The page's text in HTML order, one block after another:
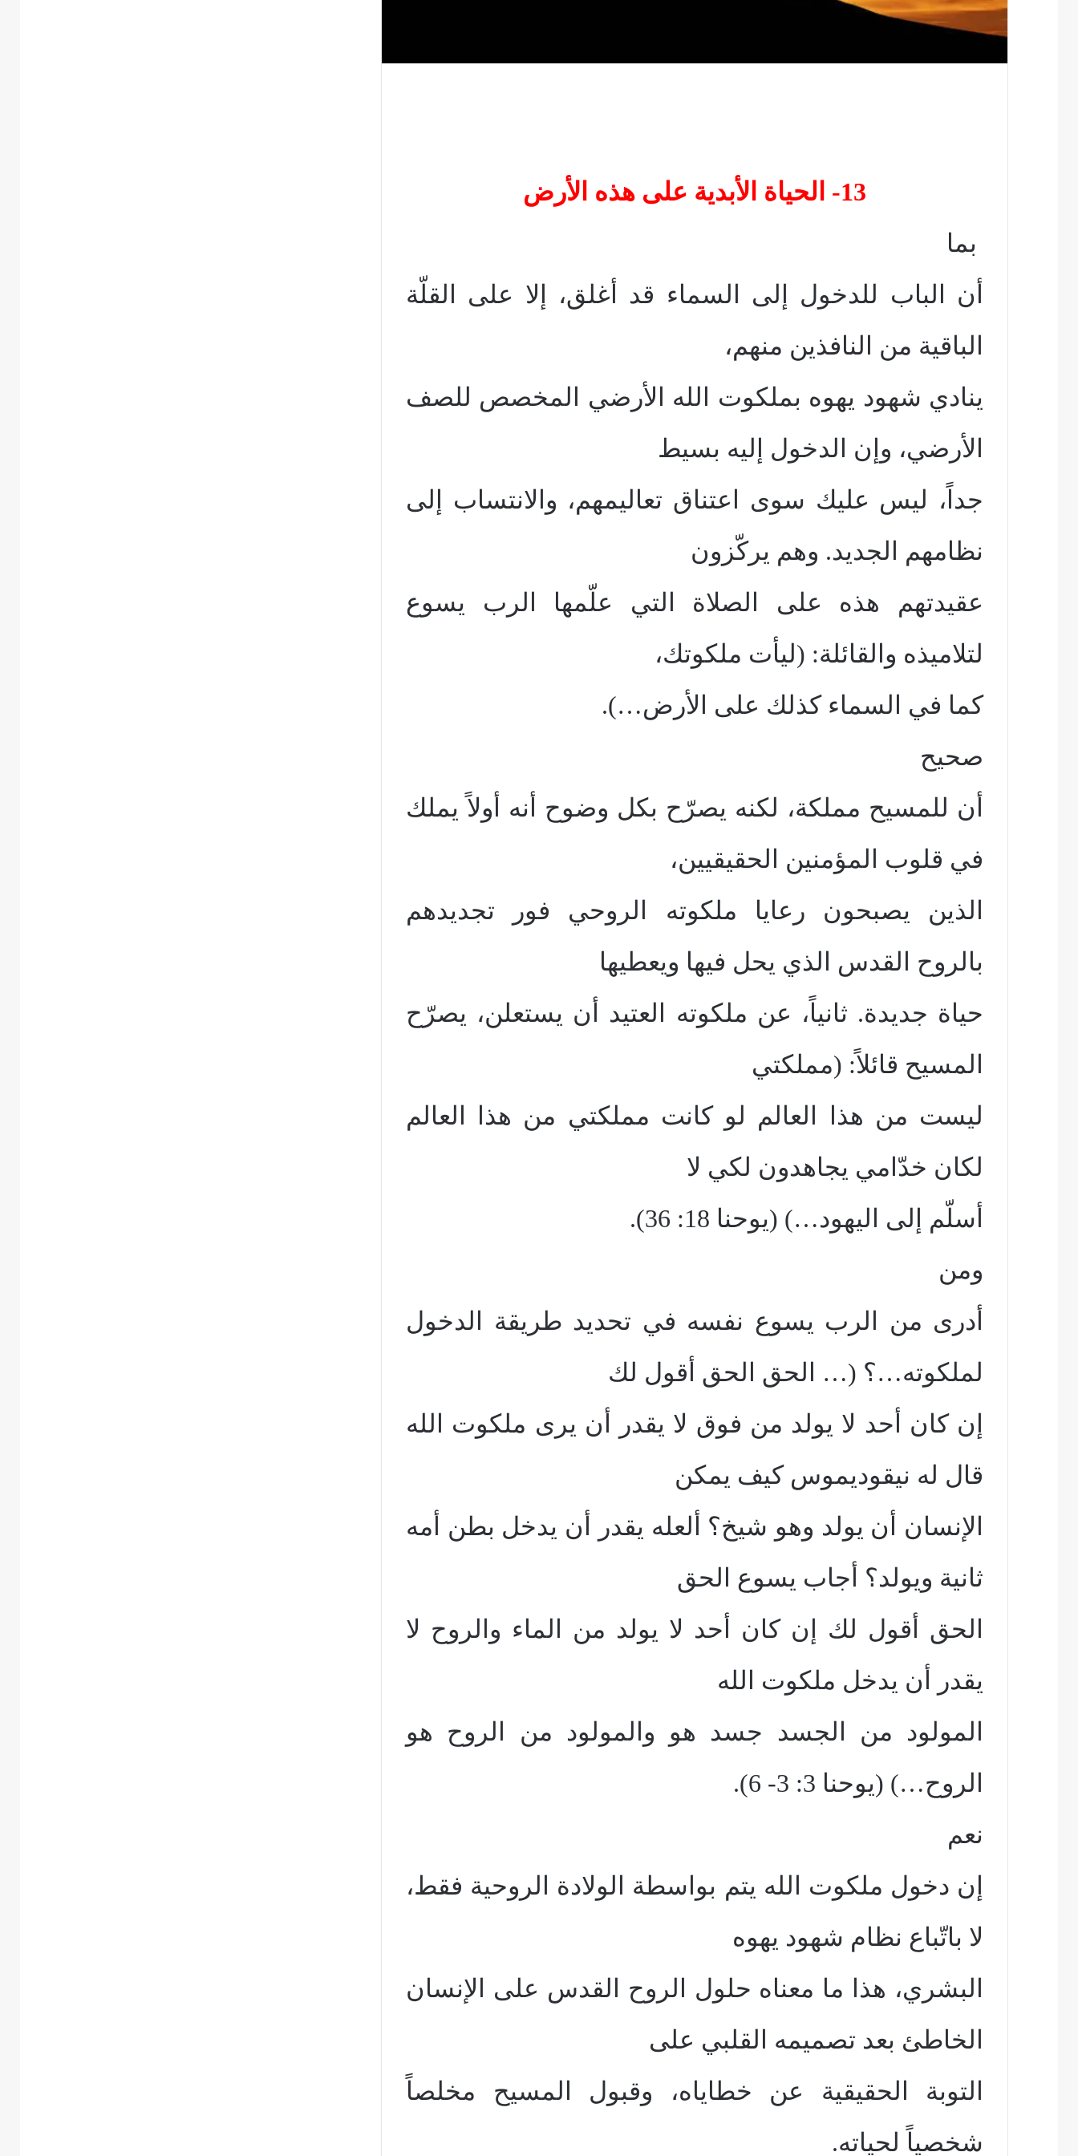
13- الحياة الأبدية على هذه الأرض
بما
أن الباب للدخول إلى السماء قد أغلق، إلا على القلّة
الباقية من النافذين منهم،
ينادي شهود يهوه بملكوت الله الأرضي المخصص للصف
الأرضي، وإن الدخول إليه بسيط
جداً، ليس عليك سوى اعتناق تعاليمهم، والانتساب إلى
نظامهم الجديد. وهم يركّزون
عقيدتهم هذه على الصلاة التي علّمها الرب يسوع
لتلاميذه والقائلة: (ليأت ملكوتك،
كما في السماء كذلك على الأرض…).
صحيح
أن للمسيح مملكة، لكنه يصرّح بكل وضوح أنه أولاً يملك
في قلوب المؤمنين الحقيقيين،
الذين يصبحون رعايا ملكوته الروحي فور تجديدهم
بالروح القدس الذي يحل فيها ويعطيها
حياة جديدة. ثانياً، عن ملكوته العتيد أن يستعلن، يصرّح
المسيح قائلاً: (مملكتي
ليست من هذا العالم لو كانت مملكتي من هذا العالم
لكان خدّامي يجاهدون لكي لا
أسلّم إلى اليهود…) (يوحنا 18: 36).
ومن
أدرى من الرب يسوع نفسه في تحديد طريقة الدخول
لملكوته…؟ (… الحق الحق أقول لك
إن كان أحد لا يولد من فوق لا يقدر أن يرى ملكوت الله
قال له نيقوديموس كيف يمكن
الإنسان أن يولد وهو شيخ؟ ألعله يقدر أن يدخل بطن أمه
ثانية ويولد؟ أجاب يسوع الحق
الحق أقول لك إن كان أحد لا يولد من الماء والروح لا
يقدر أن يدخل ملكوت الله
المولود من الجسد جسد هو والمولود من الروح هو
الروح…) (يوحنا 3: 3- 6).
نعم
إن دخول ملكوت الله يتم بواسطة الولادة الروحية فقط،
لا باتّباع نظام شهود يهوه
البشري، هذا ما معناه حلول الروح القدس على الإنسان
الخاطئ بعد تصميمه القلبي على
التوبة الحقيقية عن خطاياه، وقبول المسيح مخلصاً
شخصياً لحياته.